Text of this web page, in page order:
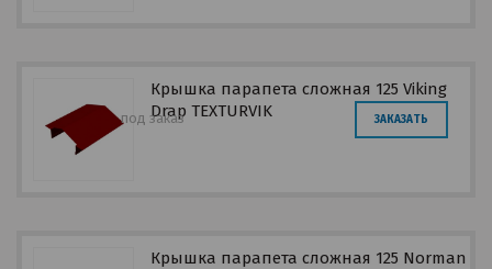
Крышка парапета сложная 125 Viking
Drap ТEXTURVIK
под заказ ЗАКАЗАТЬ
Крышка парапета сложная 125 Norman